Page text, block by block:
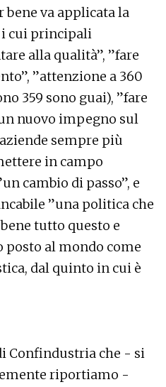
va applicata la
cui principali
alla qualità”, ”fare
”attenzione a 360
359 sono guai), ”fare
nuovo impegno sul
sempre più
in campo
cambio di passo”, e
”una politica che
tutto questo e
al mondo come
dal quinto in cui è
Confindustria che - si
riportiamo -